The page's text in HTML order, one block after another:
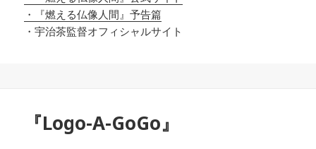
・『燃える仏像人間』予告篇
・宇治茶監督オフィシャルサイト
『Logo-A-GoGo』